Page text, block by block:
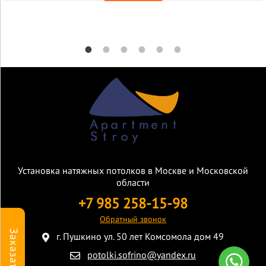
Установка натяжных потолков в Москве и Московской
области
+7 985 258-15-98
Обратный звонок
г. Пушкино ул. 50 лет Комсомола дом 49
potolki.sofrino@yandex.ru
Заказать